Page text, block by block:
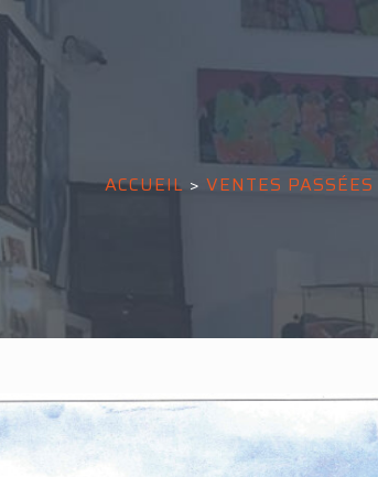
ACCUEIL > VENTES PASSÉES